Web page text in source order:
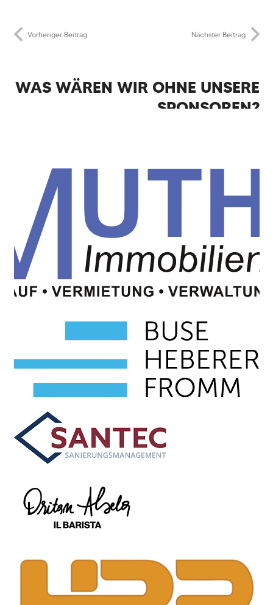
Vorheriger Beitrag Nächster Beitrag
WAS WÄREN WIR OHNE UNSERE
SPONSOREN?